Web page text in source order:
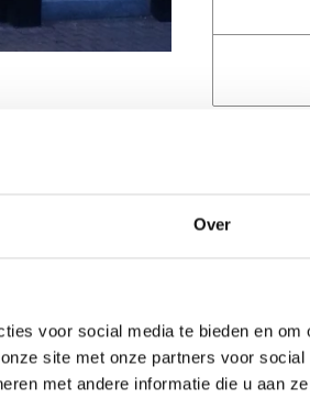
Over
voor social media te bieden en om
site met onze partners voor social
met andere informatie die u aan
Contact &
Veilig